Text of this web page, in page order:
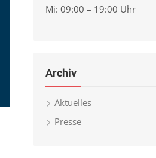
Mi: 09:00 – 19:00 Uhr
Archiv
Aktuelles
Presse